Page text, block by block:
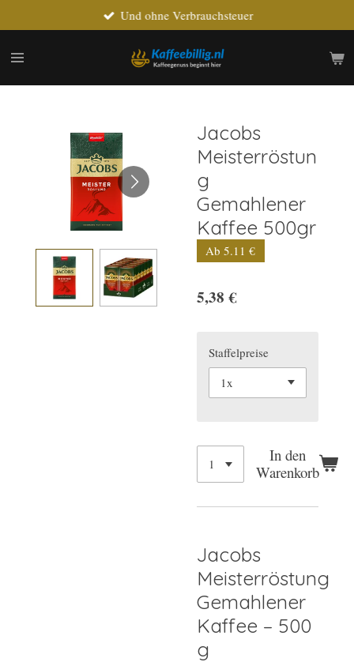
Hauptinhalt
springen
Und ohne Verbrauchsteuer
Jacobs
Meisterröstun
g
Gemahlener
Kaffee 500gr
Ab 5.11 €
5,38 €
Staffelpreise
In den
Warenkorb
Jacobs
Meisterröstung
Gemahlener
Kaffee – 500
g